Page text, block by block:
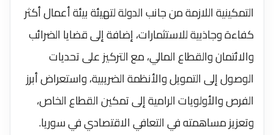
التمكينية اللازمة من جانب الدولة لتهيئة بيئة أعمال أكثر
كفاءة وجاذبية للاستثمارات، إضافة إلى قضايا الضرائب
والائتمان والقطاع المالي، مع التركيز على تحديات
الوصول إلى التمويل والأنظمة الضريبية، واستعراض أبرز
الفرص والأولويات الرامية إلى تمكين القطاع الخاص،
وتعزيز مساهمته في التعافي الاقتصادي في سوريا.